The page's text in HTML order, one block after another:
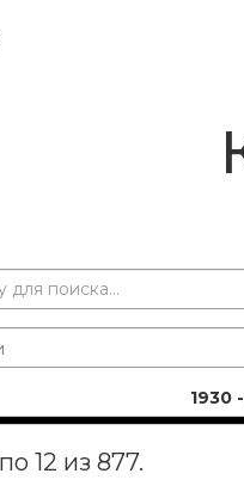
1930
12 из 877.